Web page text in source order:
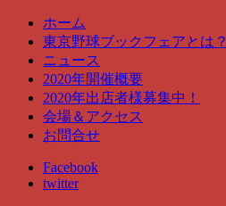
ホーム
東京野球ブックフェアとは？
ニュース
2020年開催概要
2020年出店者様募集中！
会場＆アクセス
お問合せ
Facebook
twitter